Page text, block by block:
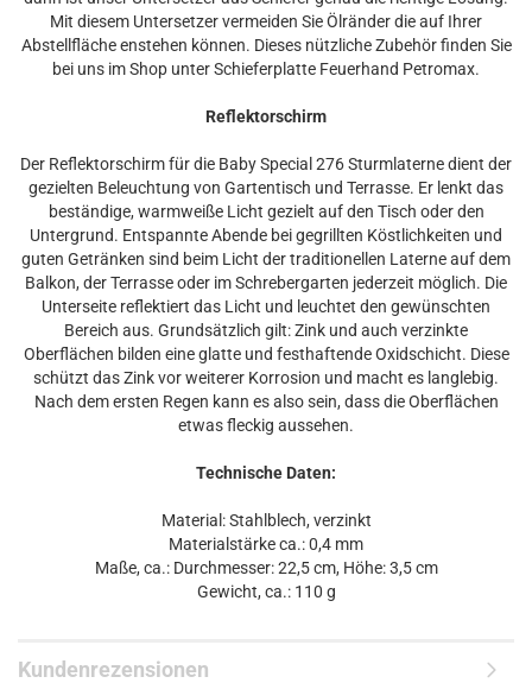
Mit diesem Untersetzer vermeiden Sie Ölränder die auf Ihrer
Abstellfläche enstehen können. Dieses nützliche Zubehör finden Sie
bei uns im Shop unter Schieferplatte Feuerhand Petromax.
Reflektorschirm
Der Reflektorschirm für die Baby Special 276 Sturmlaterne dient der
gezielten Beleuchtung von Gartentisch und Terrasse. Er lenkt das
beständige, warmweiße Licht gezielt auf den Tisch oder den
Untergrund. Entspannte Abende bei gegrillten Köstlichkeiten und
guten Getränken sind beim Licht der traditionellen Laterne auf dem
Balkon, der Terrasse oder im Schrebergarten jederzeit möglich. Die
Unterseite reflektiert das Licht und leuchtet den gewünschten
Bereich aus. Grundsätzlich gilt: Zink und auch verzinkte
Oberflächen bilden eine glatte und festhaftende Oxidschicht. Diese
schützt das Zink vor weiterer Korrosion und macht es langlebig.
Nach dem ersten Regen kann es also sein, dass die Oberflächen
etwas fleckig aussehen.
Technische Daten:
Material: Stahlblech, verzinkt
Materialstärke ca.: 0,4 mm
Maße, ca.: Durchmesser: 22,5 cm, Höhe: 3,5 cm
Gewicht, ca.: 110 g
Kundenrezensionen